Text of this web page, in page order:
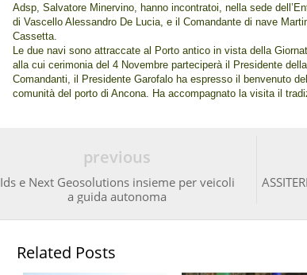
Adsp, Salvatore Minervino, hanno incontratoi, nella sede
di Vascello Alessandro De Lucia, e il Comandante di nave
Cassetta.
Le due navi sono attraccate al Porto antico in vista della
alla cui cerimonia del 4 Novembre parteciperà il Presidente
Comandanti, il Presidente Garofalo ha espresso il benvenuto
comunità del porto di Ancona. Ha accompagnato la visita il
previous
Ids e Next Geosolutions insieme per veicoli
a guida autonoma
Related Posts